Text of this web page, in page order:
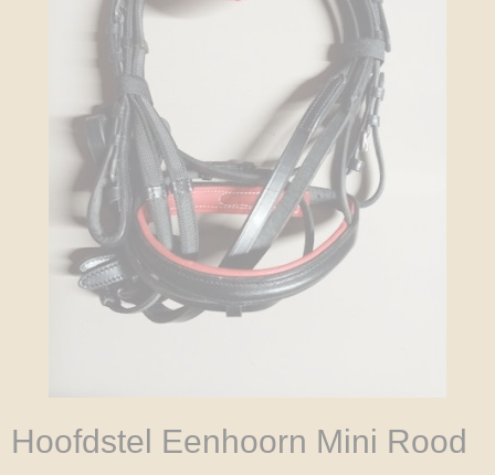
Hoofdstel Eenhoorn Mini Rood